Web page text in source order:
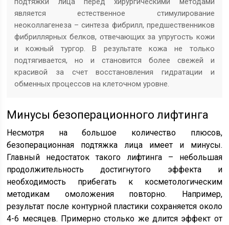
является естественное стимулирование
неоколлагенеза – синтеза фибрилл, предшественников
фибриллярных белков, отвечающих за упругость кожи
и кожный тургор. В результате кожа не только
подтягивается, но и становится более свежей и
красивой за счет восстановления гидратации и
обменных процессов на клеточном уровне.
Минусы безоперационного лифтинга
Несмотря на большое количество плюсов,
безоперационная подтяжка лица имеет и минусы.
Главный недостаток такого лифтинга – небольшая
продолжительность достигнутого эффекта и
необходимость прибегать к косметологическим
методикам омоложения повторно. Например,
результат после контурной пластики сохраняется около
4-6 месяцев. Примерно столько же длится эффект от